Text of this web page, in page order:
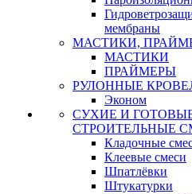
мембраны
МАСТИКИ,
МАСТИКИ
ПРАЙМЕРЫ
РУЛОННЫЕ
Эконом
СУХИЕ И
СТРОИТЕЛЬНЫЕ
Кладочные
Клеевые смеси
Шпатлёвки
Штукатурки